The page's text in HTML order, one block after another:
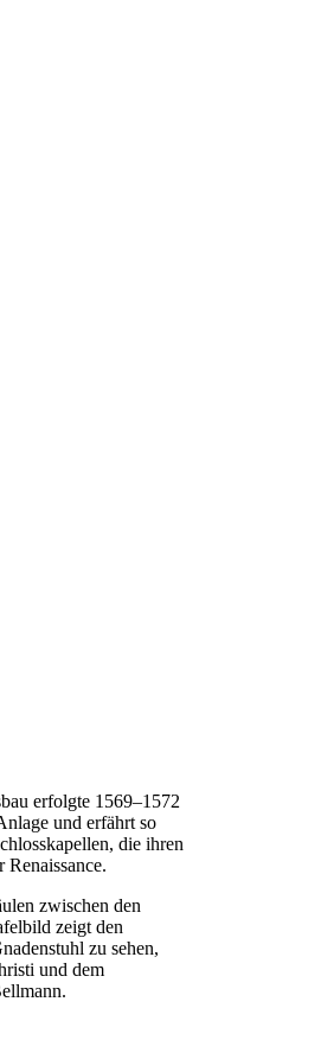
erfolgte 1569–1572
und erfährt so
die ihren
zwischen den
zeigt den
zu sehen,
und dem